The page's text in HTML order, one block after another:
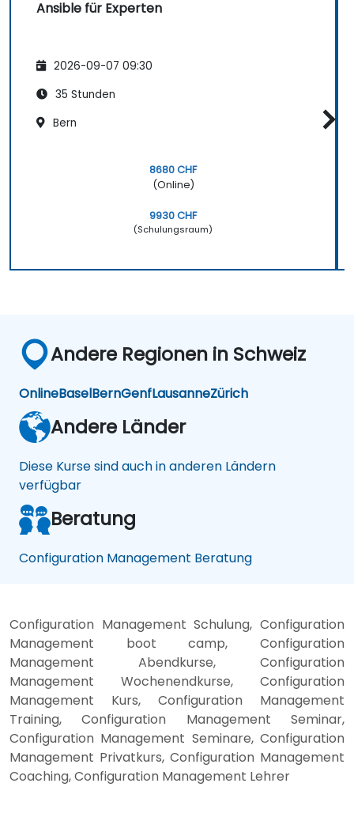
Ansible für Experten
2026-09-07 09:30
35 Stunden
Bern
8680 CHF
(Online)
9930 CHF
(Schulungsraum)
Andere Regionen in Schweiz
OnlineBaselBernGenfLausanneZürich
Andere Länder
Diese Kurse sind auch in anderen Ländern
verfügbar
Beratung
Configuration Management Beratung
Configuration Management Schulung, Configuration
Management boot camp, Configuration
Management Abendkurse, Configuration
Management Wochenendkurse, Configuration
Management Kurs, Configuration Management
Training, Configuration Management Seminar,
Configuration Management Seminare, Configuration
Management Privatkurs, Configuration Management
Coaching, Configuration Management Lehrer